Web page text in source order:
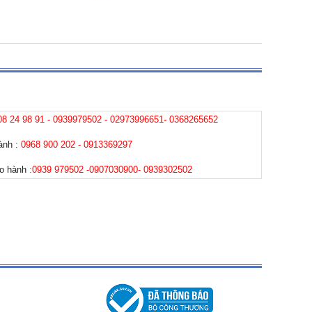
24 98 91 - 0939979502 - 02973996651- 0368265652
: 0968 900 202 - 0913369297
hành :0939 979502 -0907030900- 0939302502